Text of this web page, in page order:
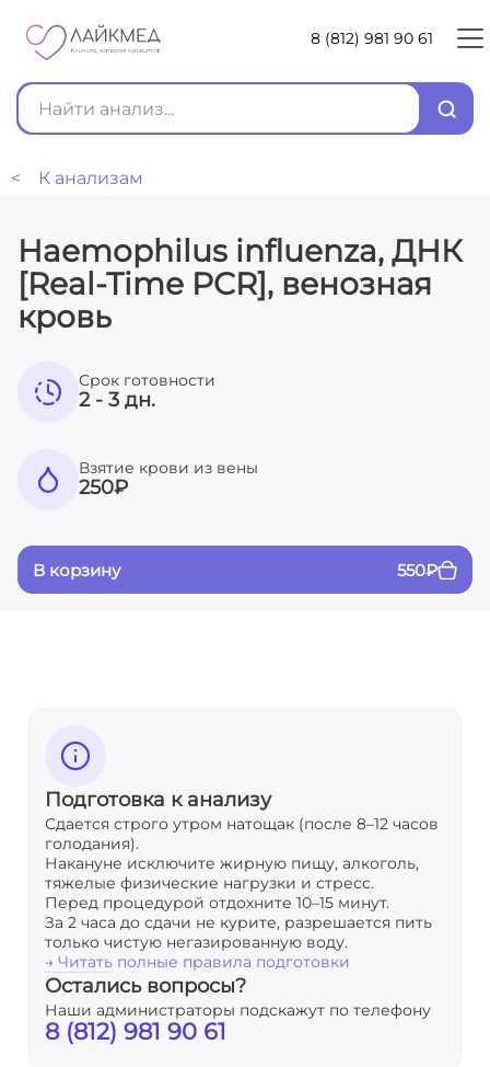
8 (812) 981 90 61
< К анализам
Haemophilus influenza, ДНК
[Real-Time PCR], венозная
кровь
Срок готовности
2 - 3 дн.
Взятие крови из вены
250₽
В корзину 550₽
Подготовка к анализу
Сдается строго утром натощак (после 8–12 часов
голодания).
Накануне исключите жирную пищу, алкоголь,
тяжелые физические нагрузки и стресс.
Перед процедурой отдохните 10–15 минут.
За 2 часа до сдачи не курите, разрешается пить
только чистую негазированную воду.
→ Читать полные правила подготовки
Остались вопросы?
Наши администраторы подскажут по телефону
8 (812) 981 90 61